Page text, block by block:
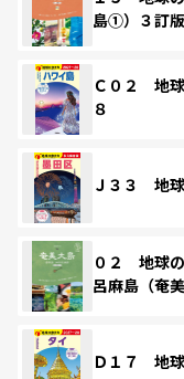
島①）３訂版
Ｃ０２ 地
８
Ｊ３３ 地
０２ 地球
呂麻島（奄
Ｄ１７ 地